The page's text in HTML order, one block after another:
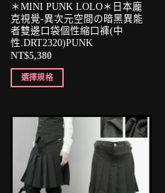
＊MINI PUNK LOLO＊日本龐
克視覺-異次元空間の暗黑異能
者雙邊口袋個性縮口褲(中
性.DRT2320)PUNK
NT$5,380
選擇規格